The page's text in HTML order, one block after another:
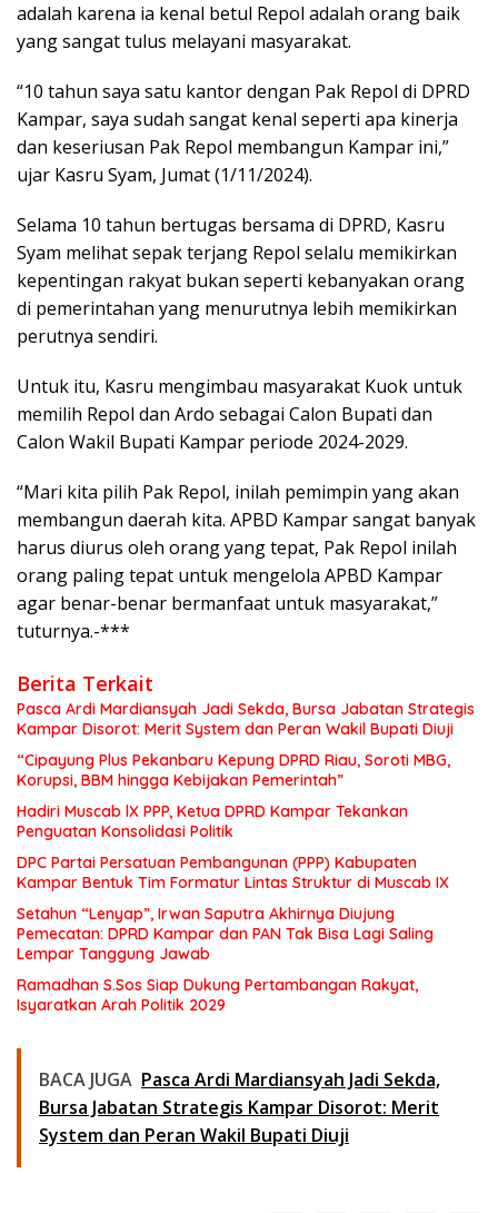
adalah karena ia kenal betul Repol adalah orang baik
yang sangat tulus melayani masyarakat.
“10 tahun saya satu kantor dengan Pak Repol di DPRD
Kampar, saya sudah sangat kenal seperti apa kinerja
dan keseriusan Pak Repol membangun Kampar ini,”
ujar Kasru Syam, Jumat (1/11/2024).
Selama 10 tahun bertugas bersama di DPRD, Kasru
Syam melihat sepak terjang Repol selalu memikirkan
kepentingan rakyat bukan seperti kebanyakan orang
di pemerintahan yang menurutnya lebih memikirkan
perutnya sendiri.
Untuk itu, Kasru mengimbau masyarakat Kuok untuk
memilih Repol dan Ardo sebagai Calon Bupati dan
Calon Wakil Bupati Kampar periode 2024-2029.
“Mari kita pilih Pak Repol, inilah pemimpin yang akan
membangun daerah kita. APBD Kampar sangat banyak
harus diurus oleh orang yang tepat, Pak Repol inilah
orang paling tepat untuk mengelola APBD Kampar
agar benar-benar bermanfaat untuk masyarakat,”
tuturnya.-***
Berita Terkait
Pasca Ardi Mardiansyah Jadi Sekda, Bursa Jabatan Strategis
Kampar Disorot: Merit System dan Peran Wakil Bupati Diuji
“Cipayung Plus Pekanbaru Kepung DPRD Riau, Soroti MBG,
Korupsi, BBM hingga Kebijakan Pemerintah”
Hadiri Muscab lX PPP, Ketua DPRD Kampar Tekankan
Penguatan Konsolidasi Politik
DPC Partai Persatuan Pembangunan (PPP) Kabupaten
Kampar Bentuk Tim Formatur Lintas Struktur di Muscab IX
Setahun “Lenyap”, Irwan Saputra Akhirnya Diujung
Pemecatan: DPRD Kampar dan PAN Tak Bisa Lagi Saling
Lempar Tanggung Jawab
Ramadhan S.Sos Siap Dukung Pertambangan Rakyat,
Isyaratkan Arah Politik 2029
BACA JUGA Pasca Ardi Mardiansyah Jadi Sekda,
Bursa Jabatan Strategis Kampar Disorot: Merit
System dan Peran Wakil Bupati Diuji